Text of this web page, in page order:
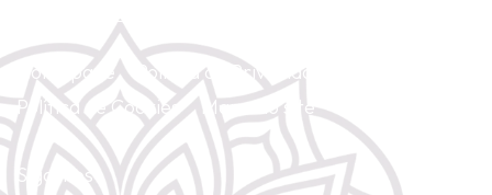
Homepage
Política de Privacidade
Política de Cookies
Mapa do site
Siga-nos